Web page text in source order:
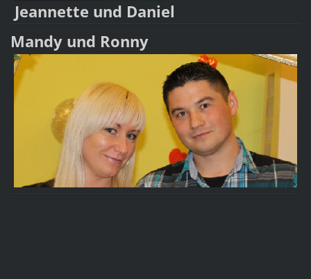
Jeannette und Daniel
Mandy und Ronny